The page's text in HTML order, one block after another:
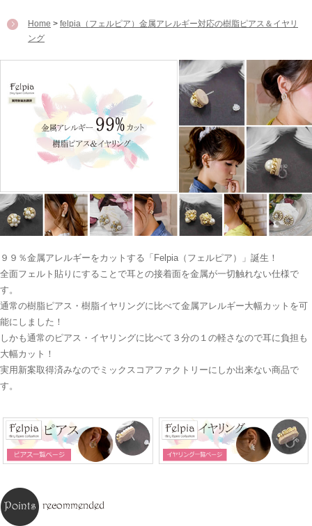
Home > felpia（フェルピア）金属アレルギー対応の樹脂ピアス＆イヤリ
ング
９９％金属アレルギーをカットする「Felpia（フェルピア）」誕生！
全面フェルト貼りにすることで耳との接着面を金属が一切触れない仕様で
す。
通常の樹脂ピアス・樹脂イヤリングに比べて金属アレルギー大幅カットを可
能にしました！
しかも通常のピアス・イヤリングに比べて３分の１の軽さなので耳に負担も
大幅カット！
実用新案取得済みなのでミックスコアファクトリーにしか出来ない商品で
す。